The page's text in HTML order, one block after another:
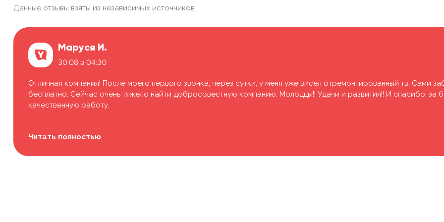
Данные отзывы взяты из независимых источников
Маруся И.
30.08 в 04:30
Отличная компания! После моего первого звонка, через сутки, у меня уже висел отремонтированный тв. Сами
бесплатно. Сейчас очень тяжело найти добросовестную компанию. Молодцы!! Удачи и развития!! И спасибо, за
качественную работу.
Читать полностью